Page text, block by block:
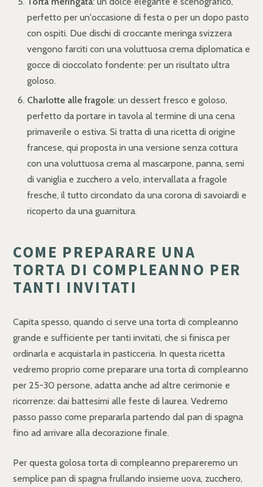
perfetto per un'occasione di festa o per un dopo pasto
con ospiti. Due dischi di croccante meringa svizzera
vengono farciti con una voluttuosa crema diplomatica e
gocce di cioccolato fondente: per un risultato ultra
goloso.
Charlotte alle fragole: un dessert fresco e goloso,
perfetto da portare in tavola al termine di una cena
primaverile o estiva. Si tratta di una ricetta di origine
francese, qui proposta in una versione senza cottura
con una voluttuosa crema al mascarpone, panna, semi
di vaniglia e zucchero a velo, intervallata a fragole
fresche, il tutto circondato da una corona di savoiardi e
ricoperto da una guarnitura.
COME PREPARARE UNA
TORTA DI COMPLEANNO PER
TANTI INVITATI
Capita spesso, quando ci serve una torta di compleanno
grande e sufficiente per tanti invitati, che si finisca per
ordinarla e acquistarla in pasticceria. In questa ricetta
vedremo proprio come preparare una torta di compleanno
per 25-30 persone, adatta anche ad altre cerimonie e
ricorrenze: dai battesimi alle feste di laurea. Vedremo
passo passo come prepararla partendo dal pan di spagna
fino ad arrivare alla decorazione finale.
Per questa golosa torta di compleanno prepareremo un
semplice pan di spagna frullando insieme uova, zucchero,